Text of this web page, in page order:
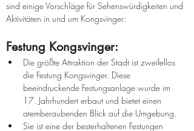
sind einige Vorschläge für Sehenswürdigkeiten und
Aktivitäten in und um Kongsvinger:
Festung Kongsvinger:
Die größte Attraktion der Stadt ist zweifellos
die Festung Kongsvinger. Diese
beeindruckende Festungsanlage wurde im
17. Jahrhundert erbaut und bietet einen
atemberaubenden Blick auf die Umgebung.
Sie ist eine der besterhaltenen Festungen